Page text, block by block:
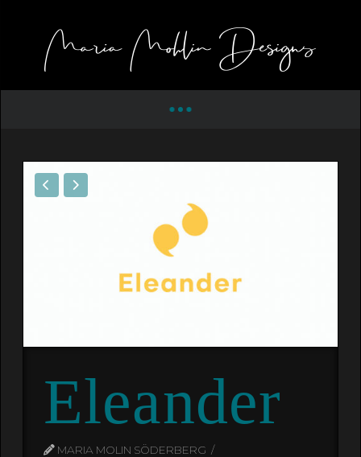
Eleander
MARIA MOLIN SÖDERBERG